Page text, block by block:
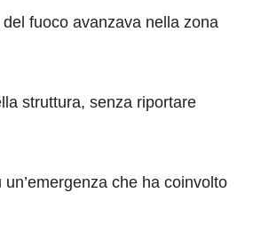
fuoco avanzava nella zona
struttura, senza riportare
che ha coinvolto